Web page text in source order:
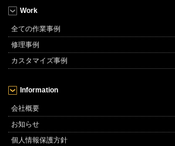
Work
全ての作業事例
修理事例
カスタマイズ事例
Information
会社概要
お知らせ
個人情報保護方針